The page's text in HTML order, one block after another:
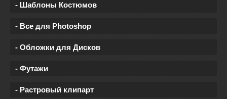
- Шаблоны Костюмов
- Все для Photoshop
- Обложки для Дисков
- Футажи
- Растровый клипарт